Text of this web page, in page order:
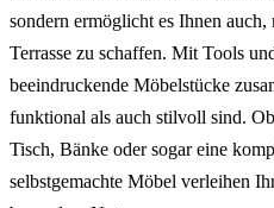
sondern ermöglicht es Ihnen
Terrasse zu schaffen. Mit Tools
beeindruckende Möbelstücke
funktional als auch stilvoll sind.
Tisch, Bänke oder sogar eine
selbstgemachte Möbel verleihen